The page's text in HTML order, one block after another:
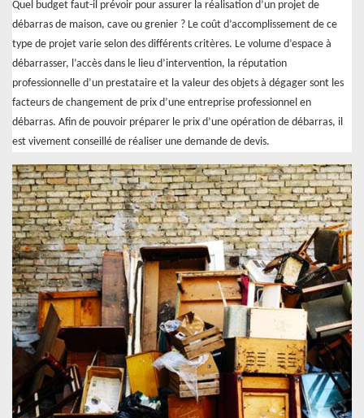
Quel budget faut-il prévoir pour assurer la réalisation d’un projet de
débarras de maison, cave ou grenier ? Le coût d’accomplissement de ce
type de projet varie selon des différents critères. Le volume d’espace à
débarrasser, l’accès dans le lieu d’intervention, la réputation
professionnelle d’un prestataire et la valeur des objets à dégager sont les
facteurs de changement de prix d’une entreprise professionnel en
débarras. Afin de pouvoir préparer le prix d’une opération de débarras, il
est vivement conseillé de réaliser une demande de devis.